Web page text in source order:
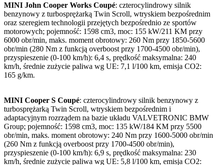
MINI John Cooper Works Coupé: czterocylindrowy silnik
benzynowy z turbosprężarką Twin Scroll, wtryskiem bezpośrednim
oraz szeregiem technologii przejętych bezpośrednio ze sportów
motorowych; pojemność: 1598 cm3, moc: 155 kW/211 KM przy
6000 obr/min, maks. moment obrotowy: 260 Nm przy 1850-5600
obr/min (280 Nm z funkcją overboost przy 1700-4500 obr/min),
przyspieszenie (0-100 km/h): 6,4 s, prędkość maksymalna: 240
km/h, średnie zużycie paliwa wg UE: 7,1 l/100 km, emisja CO2:
165 g/km.
MINI Cooper S Coupé: czterocylindrowy silnik benzynowy z
turbosprężarką Twin Scroll, wtryskiem bezpośrednim i
adaptacyjnym rozrządem na bazie układu VALVETRONIC BMW
Group; pojemność: 1598 cm3, moc: 135 kW/184 KM przy 5500
obr/min, maks. moment obrotowy: 240 Nm przy 1600-5000 obr/min
(260 Nm z funkcją overboost przy 1700-4500 obr/min),
przyspieszenie (0-100 km/h): 6,9 s, prędkość maksymalna: 230
km/h, średnie zużycie paliwa wg UE: 5,8 l/100 km, emisja CO2: